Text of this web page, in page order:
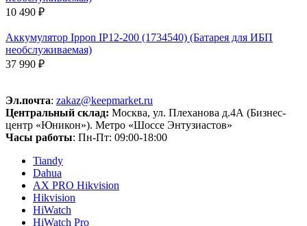
10 490 ₽
Аккумулятор Ippon IP12-200 (1734540) (Батарея для ИБП
необслуживаемая)
37 990 ₽
Эл.почта: zakaz@keepmarket.ru
Центральный склад: Москва, ул. Плеханова д.4А (Бизнес-
центр «Юникон»). Метро «Шоссе Энтузиастов»
Часы работы: Пн-Пт: 09:00-18:00
Tiandy
Dahua
AX PRO Hikvision
Hikvision
HiWatch
HiWatch Pro